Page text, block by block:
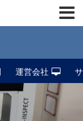
運営会社